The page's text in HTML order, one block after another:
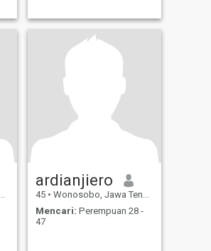
ardianjiero
45 • Wonosobo, Jawa Tengah, Indonesia
Mencari: Perempuan 28 -
47